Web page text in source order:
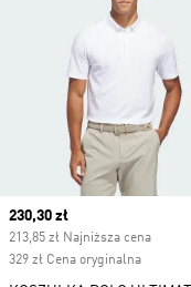
Current price
230,30 zł
213,85 zł Najniższa cena
329 zł Cena oryginalna